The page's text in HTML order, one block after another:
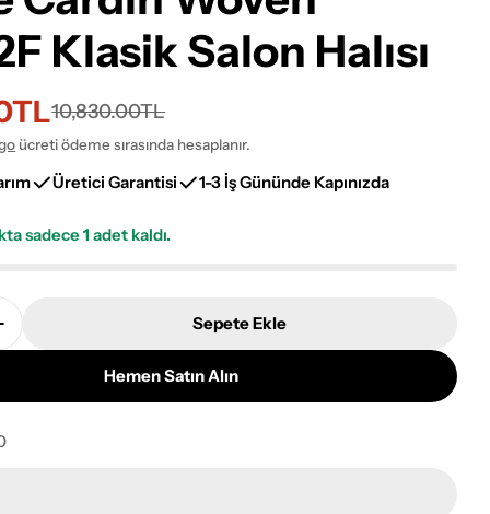
pencerede aç
Klasik Salon Halısı
10,830.00TL
ücreti ödeme sırasında hesaplanır.
Üretici Garantisi 1-3 İş Gününde Kapınızda
sadece1 adet kaldı.
Woven CW02F Klasik Salon Halısı Adetini Azalt
Cardin Woven CW02F Klasik Salon Halısı
Sepete Ekle
Hemen Satın Alın